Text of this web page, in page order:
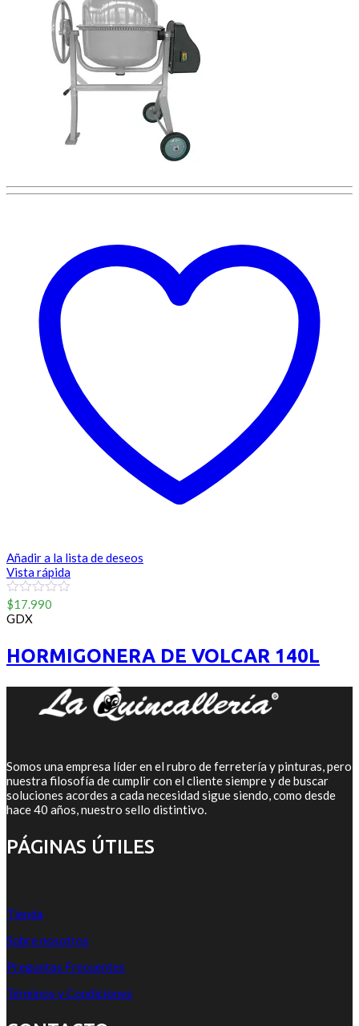
Añadir a la lista de deseos
Vista rápida
0
out
of
$17.990
GDX
HORMIGONERA DE VOLCAR 140L
Somos una empresa líder en el rubro de ferretería y pinturas, pero
nuestra filosofía de cumplir con el cliente siempre y de buscar
soluciones acordes a cada necesidad sigue siendo, como desde
hace 40 años, nuestro sello distintivo.
PÁGINAS ÚTILES
Tienda
Sobre nosotros
Preguntas Frecuentes
Términos y Condiciones